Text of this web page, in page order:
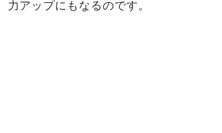
力アップにもなるのです。